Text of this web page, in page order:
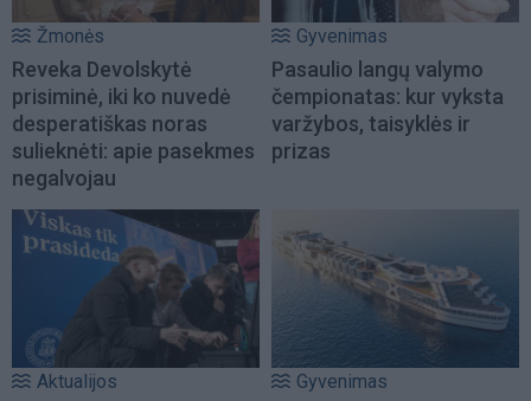
Žmonės
Reveka Devolskytė
prisiminė, iki ko nuvedė
desperatiškas noras
sulieknėti: apie pasekmes
negalvojau
Gyvenimas
Pasaulio langų valymo
čempionatas: kur vyksta
varžybos, taisyklės ir
prizas
Aktualijos Gyvenimas